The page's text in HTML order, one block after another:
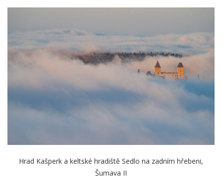
Hrad Kašperk a keltské hradiště Sedlo na zadním hřebeni,
Šumava II